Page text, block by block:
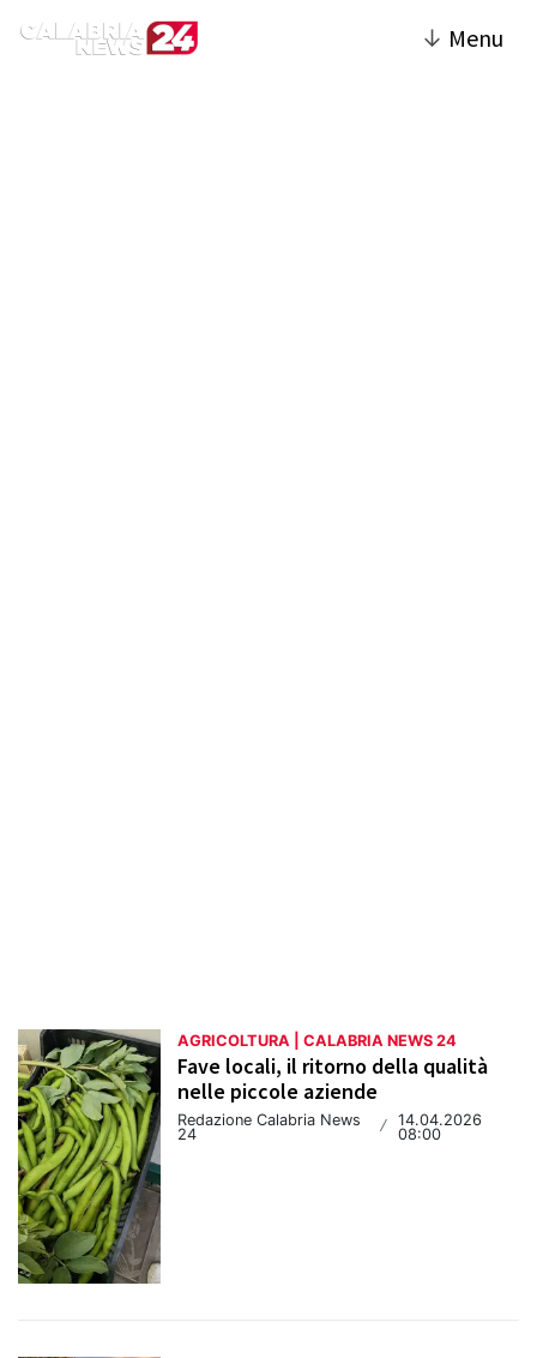
↓ Menu
AGRICOLTURA | CALABRIA NEWS 24
Fave locali, il ritorno della qualità
nelle piccole aziende
Redazione Calabria News
24
/ 14.04.2026
08:00